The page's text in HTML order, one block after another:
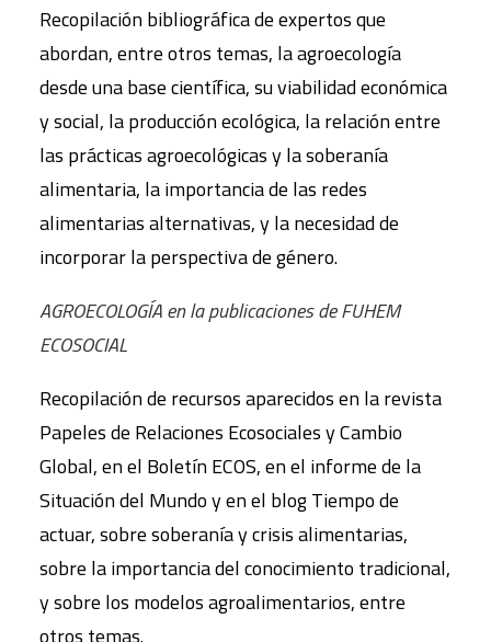
Recopilación bibliográfica de expertos que
abordan, entre otros temas, la agroecología
desde una base científica, su viabilidad económica
y social, la producción ecológica, la relación entre
las prácticas agroecológicas y la soberanía
alimentaria, la importancia de las redes
alimentarias alternativas, y la necesidad de
incorporar la perspectiva de género.
AGROECOLOGÍA en la publicaciones de FUHEM
ECOSOCIAL
Recopilación de recursos aparecidos en la revista
Papeles de Relaciones Ecosociales y Cambio
Global, en el Boletín ECOS, en el informe de la
Situación del Mundo y en el blog Tiempo de
actuar, sobre soberanía y crisis alimentarias,
sobre la importancia del conocimiento tradicional,
y sobre los modelos agroalimentarios, entre
otros temas.